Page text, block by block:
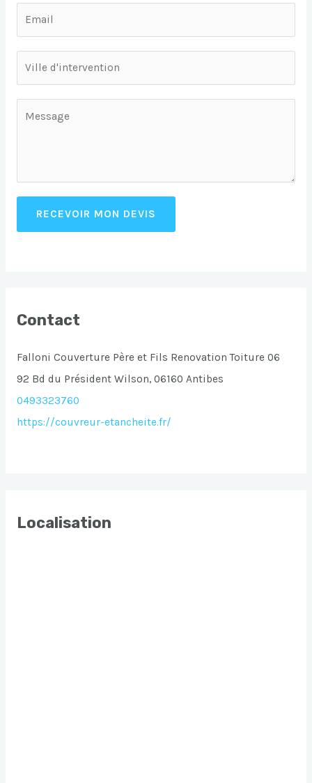
RECEVOIR MON DEVIS
Contact
Falloni Couverture Père et Fils Renovation Toiture 06
92 Bd du Président Wilson, 06160 Antibes
0493323760
https://couvreur-etancheite.fr/
Localisation